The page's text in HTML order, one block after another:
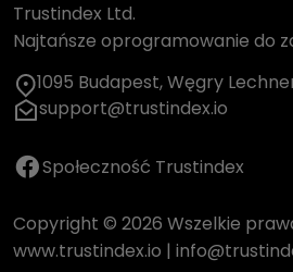
Trustindex Ltd.
Najtańsze oprogramowanie do
1095 Budapest, Węgry
support@trustindex.io
Społeczność Trustindex
Copyright © 2026 Wszelkie
www.trustindex.io |